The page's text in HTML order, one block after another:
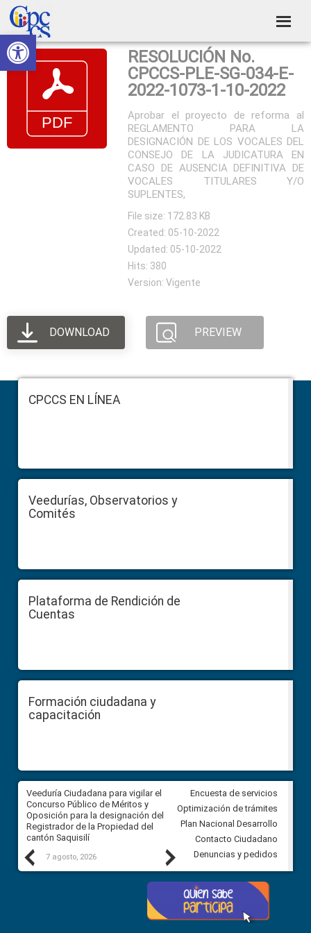
Abrir barra de herramientas
Skip
to
primary
navigation
Skip
to
main
content
Skip
to
primary
sidebar
Skip
to
footer
Consejo
de
Participación
Ciudadana
Construyendo
Poder
RESOLUCIÓN No.
CPCCS-PLE-SG-034-E-
2022-1073-1-10-2022
Aprobar el proyecto de reforma al
REGLAMENTO PARA LA
DESIGNACIÓN DE LOS VOCALES DEL
CONSEJO DE LA JUDICATURA EN
CASO DE AUSENCIA DEFINITIVA DE
VOCALES TITULARES Y/O
SUPLENTES,
File size: 172.83 KB
Created: 05-10-2022
Updated: 05-10-2022
Hits: 380
Version: Vigente
DOWNLOAD PREVIEW
FooterCPCCS EN LÍNEA
Veedurías, Observatorios y
Comités
Plataforma de Rendición de
Cuentas
Formación ciudadana y
capacitación
Previous
Veeduría Ciudadana para vigilar el
Concurso Público de Méritos y
Oposición para la designación del
Registrador de la Propiedad del
cantón Saquisilí
7 agosto, 2026
Veeduría Ciudadana para
construcción del asfaltado de
Ballenita del cantón Santa
7 agosto, 2026
Next
Encuesta de servicios
Optimización de trámites
Plan Nacional Desarrollo
Contacto Ciudadano
Denuncias y pedidos